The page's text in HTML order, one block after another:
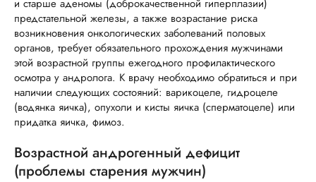
и старше аденомы (доброкачественной гиперплазии)
предстательной железы, а также возрастание риска
возникновения онкологических заболеваний половых
органов, требует обязательного прохождения мужчинами
этой возрастной группы ежегодного профилактического
осмотра у андролога. К врачу необходимо обратиться и при
наличии следующих состояний: варикоцеле, гидроцеле
(водянка яичка), опухоли и кисты яичка (сперматоцеле) или
придатка яичка, фимоз.
Возрастной андрогенный дефицит
(проблемы старения мужчин)